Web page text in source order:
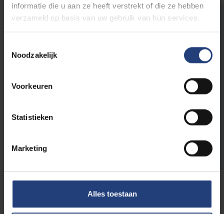
informatie die u aan ze heeft verstrekt of die ze hebben
verzameld op basis van uw gebruik van hun services.
Noodzakelijk
Voorkeuren
Statistieken
Marketing
Alles toestaan
Wist je dat we soms ook
Gerontologen zoeken aan de VUB?
Je leest het goed. Een boeiende en zinvolle
carrière uitbouwen als gerontoloog: het kan
organisatie en zoeken daarom naar heel